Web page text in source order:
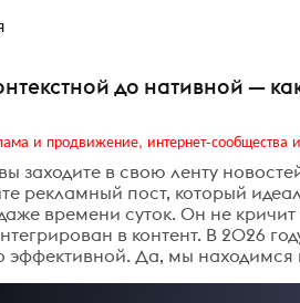
до нативной —
заходите в свою ленту
рекламный пост, который
времени суток. Он не кричит
в контент. В 2026
эффективной. Да, мы находимся